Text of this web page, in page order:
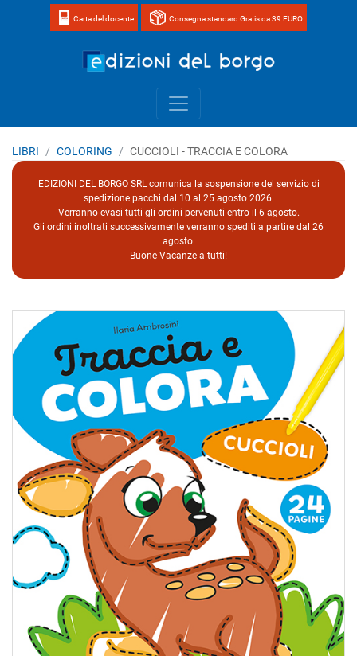
Carta del docente Consegna standard Gratis da 39 EURO
LIBRI COLORING CUCCIOLI - TRACCIA E COLORA
EDIZIONI DEL BORGO SRL comunica la sospensione del servizio di
spedizione pacchi dal 10 al 25 agosto 2026.
Verranno evasi tutti gli ordini pervenuti entro il 6 agosto.
Gli ordini inoltrati successivamente verranno spediti a partire dal 26
agosto.
Buone Vacanze a tutti!